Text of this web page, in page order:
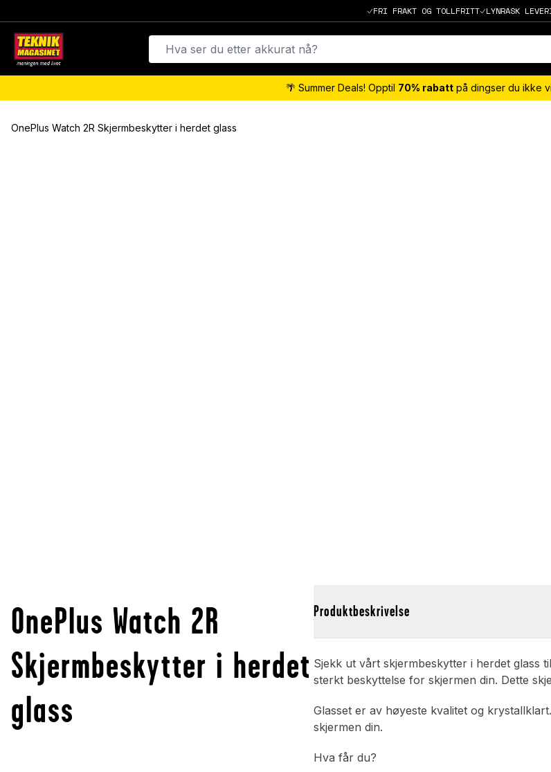
FRI FRAKT OG TOLLFRITT LYNRASK
🌴 Summer Deals! Opptil 70% rabattpå dingser du ikke
OnePlus Watch 2R Skjermbeskytter i herdet glass
OnePlus Watch 2R
Skjermbeskytter i herdet
glass
Produktbeskrivelse
Sjekk ut vårt skjermbeskytter i herdet glass til
sterkt beskyttelse for skjermen din. Dette
Glasset er av høyeste kvalitet og
skjermen din.
Hva får du?